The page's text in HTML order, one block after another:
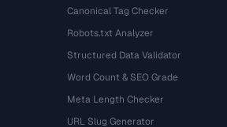
Canonical Tag Checker
Robots.txt Analyzer
Structured Data Validator
Word Count & SEO Grade
Meta Length Checker
URL Slug Generator